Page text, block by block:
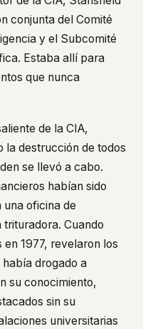
DNS provider
web server logs
infrastructure. We
pretend they don't
Tor will handle it.
by lawyers to
by us to protect
or third-
conjunta del Comité
y el Subcomité
Estaba allí para
que nunca
de la CIA,
la destrucción de todos
se llevó a cabo.
habían sido
oficina de
Cuando
1977, revelaron los
drogado a
su conocimiento,
sin su
universitarias